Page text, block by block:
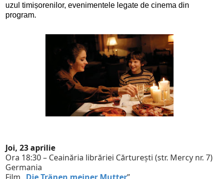
uzul timișorenilor, evenimentele legate de cinema din
program.
Joi, 23 aprilie
Ora 18:30 – Ceainăria librăriei Cărtureşti (str. Mercy nr. 7)
Germania